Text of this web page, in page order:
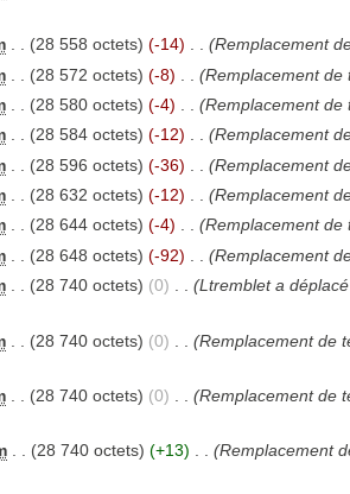
(28 558 octets) (-14)
(Remplacement
(28 572 octets) (-8)
(Remplacement
(28 580 octets) (-4)
(Remplacement de
. . (28 584 octets) (-12) . . (Remplacement
(28 596 octets) (-36)
(Remplacement
(28 632 octets) (-12)
(Remplacement
. . (28 644 octets) (-4) . . (Remplacement de
(28 648 octets) (-92)
(Remplacement
. . (28 740 octets) (0) . . (Ltremblet a
(28 740 octets) (0)
(Remplacement de
(28 740 octets) (0)
(Remplacement de
. . (28 740 octets) (+13) . . (Remplacement